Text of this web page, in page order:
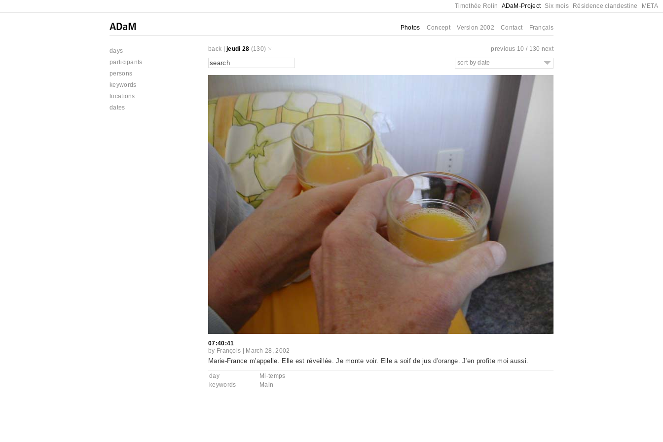
Timothée Rolin ADaM-Project Six mois Résidence clandestine META
Photos Concept Version 2002 Contact Français
days
participants
persons
keywords
locations
dates
back |jeudi 28 (130) previous 10 / 130 next
sort by date
07:40:41
by François March 28, 2002
Marie-France m'appelle. Elle est réveillée. Je monte voir. Elle a soif de jus d'orange. J'en profite moi aussi.
day
Mi-temps
keywords
Main